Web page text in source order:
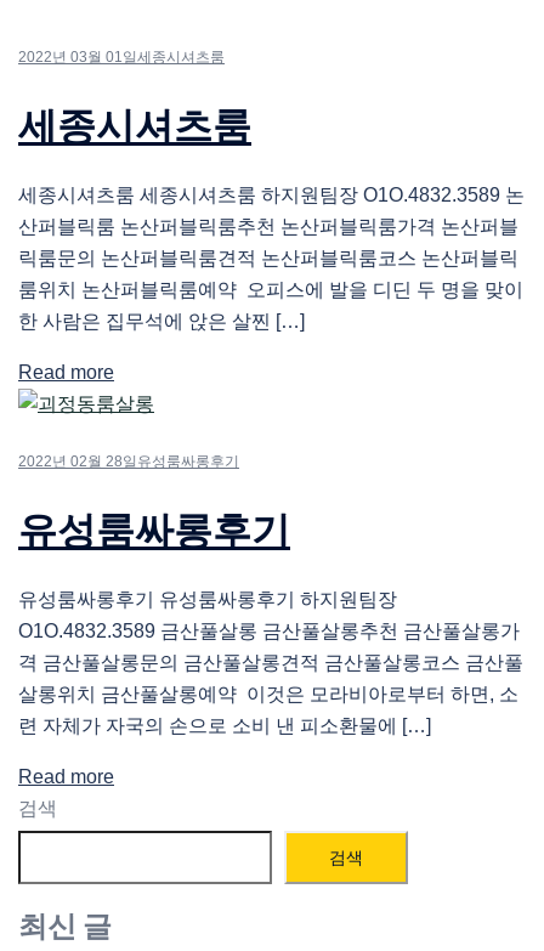
2022년 03월 01일 세종시셔츠룸
세종시셔츠룸
세종시셔츠룸 세종시셔츠룸 하지원팀장 O1O.4832.3589 논
산퍼블릭룸 논산퍼블릭룸추천 논산퍼블릭룸가격 논산퍼블
릭룸문의 논산퍼블릭룸견적 논산퍼블릭룸코스 논산퍼블릭
룸위치 논산퍼블릭룸예약 오피스에 발을 디딘 두 명을 맞이
한 사람은 집무석에 앉은 살찐 […]
Read more
2022년 02월 28일 유성룸싸롱후기
유성룸싸롱후기
유성룸싸롱후기 유성룸싸롱후기 하지원팀장
O1O.4832.3589 금산풀살롱 금산풀살롱추천 금산풀살롱가
격 금산풀살롱문의 금산풀살롱견적 금산풀살롱코스 금산풀
살롱위치 금산풀살롱예약 이것은 모라비아로부터 하면, 소
련 자체가 자국의 손으로 소비 낸 피소환물에 […]
Read more
검색
검색
최신 글